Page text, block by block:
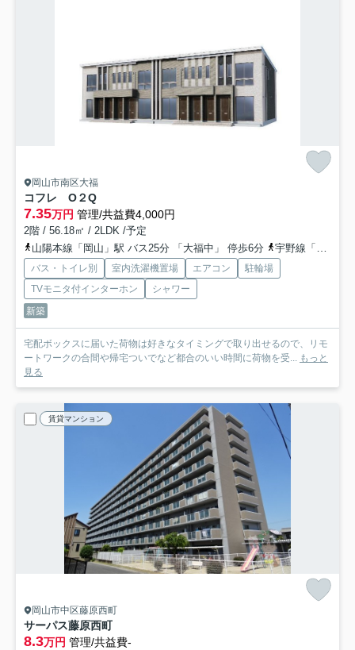
岡山市南区大福
コフレ O２Q
7.35万円 管理/共益費4,000円
2階 / 56.18㎡ / 2LDK /予定
山陽本線「岡山」駅 バス25分 「大福中」 停歩6分
宇野線「備前西市」駅 徒歩31分
バス・トイレ別 室内洗濯機置場 エアコン
駐輪場
TVモニタ付インターホン
シャワー
新築
宅配ボックスに届いた荷物は好きなタイミングで取り出せるので、リモ
ートワークの合間や帰宅ついでなど都合のいい時間に荷物を受...
もっと
見る
賃貸マンション
岡山市中区藤原西町
サーパス藤原西町
8.3万円 管理/共益費-